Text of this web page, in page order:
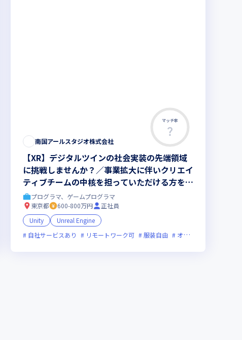
残業月20時間未満 女性エンジニアが活躍中
マッチ率
南国アールスタジオ株式会社
【XR】デジタルツインの社会実装の先端領域
に挑戦しませんか？／事業拡大に伴いクリエイ
ティブチームの中核を担っていただける方を募
集／自社プロダクト案件およびプライム案件の
み
プログラマ、ゲームプログラマ
東京都
600-800万円
正社員
Unity
Unreal Engine
自社サービスあり
リモートワーク可 服装自由 オンライン選考可